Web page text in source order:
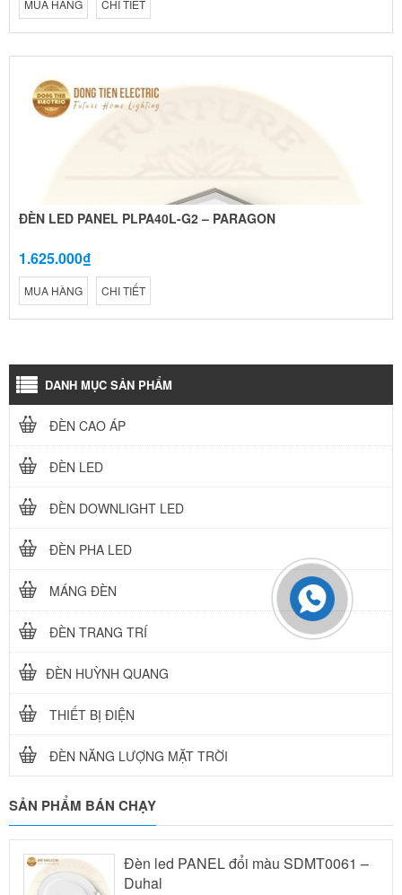
MUA HÀNG CHI TIẾT
ĐÈN LED PANEL PLPA40L-G2 – PARAGON
1.625.000₫
MUA HÀNG CHI TIẾT
DANH MỤC SẢN PHẨM
ĐÈN CAO ÁP
ĐÈN LED
ĐÈN DOWNLIGHT LED
ĐÈN PHA LED
MÁNG ĐÈN
ĐÈN TRANG TRÍ
ĐÈN HUỲNH QUANG
THIẾT BỊ ĐIỆN
ĐÈN NĂNG LƯỢNG MẶT TRỜI
SẢN PHẨM BÁN CHẠY
Đèn led PANEL đổi màu SDMT0061 –
Duhal